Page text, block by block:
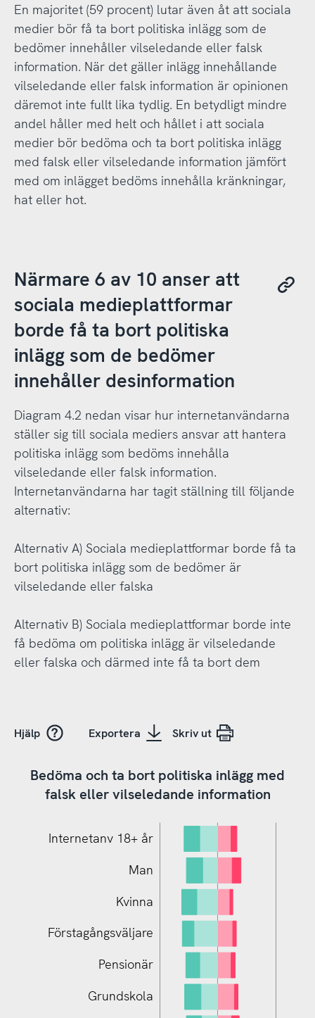
En majoritet (59 procent) lutar även åt att sociala
medier bör få ta bort politiska inlägg som de
bedömer innehåller vilseledande eller falsk
information. När det gäller inlägg innehållande
vilseledande eller falsk information är opinionen
däremot inte fullt lika tydlig. En betydligt mindre
andel håller med helt och hållet i att sociala
medier bör bedöma och ta bort politiska inlägg
med falsk eller vilseledande information jämfört
med om inlägget bedöms innehålla kränkningar,
hat eller hot.
Närmare 6 av 10 anser att
sociala medieplattformar
borde få ta bort politiska
inlägg som de bedömer
innehåller desinformation
Diagram 4.2 nedan visar hur internetanvändarna
ställer sig till sociala mediers ansvar att hantera
politiska inlägg som bedöms innehålla
vilseledande eller falsk information.
Internetanvändarna har tagit ställning till följande
alternativ:
Alternativ A) Sociala medieplattformar borde få ta
bort politiska inlägg som de bedömer är
vilseledande eller falska
Alternativ B) Sociala medieplattformar borde inte
få bedöma om politiska inlägg är vilseledande
eller falska och därmed inte få ta bort dem
Hjälp Exportera Skriv ut
Bedöma och ta bort politiska inlägg med
falsk eller vilseledande information
Internetanv 18+ år
Man
Kvinna
Förstagångsväljare
Pensionär
Grundskola